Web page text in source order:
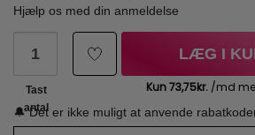
Hjælp os med din anmeldelse
Tast
antal
LÆG I
🔔 Det er ikke muligt at anvende